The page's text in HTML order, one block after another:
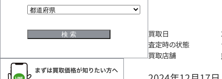
買取日
査定時の状態
買取店舗